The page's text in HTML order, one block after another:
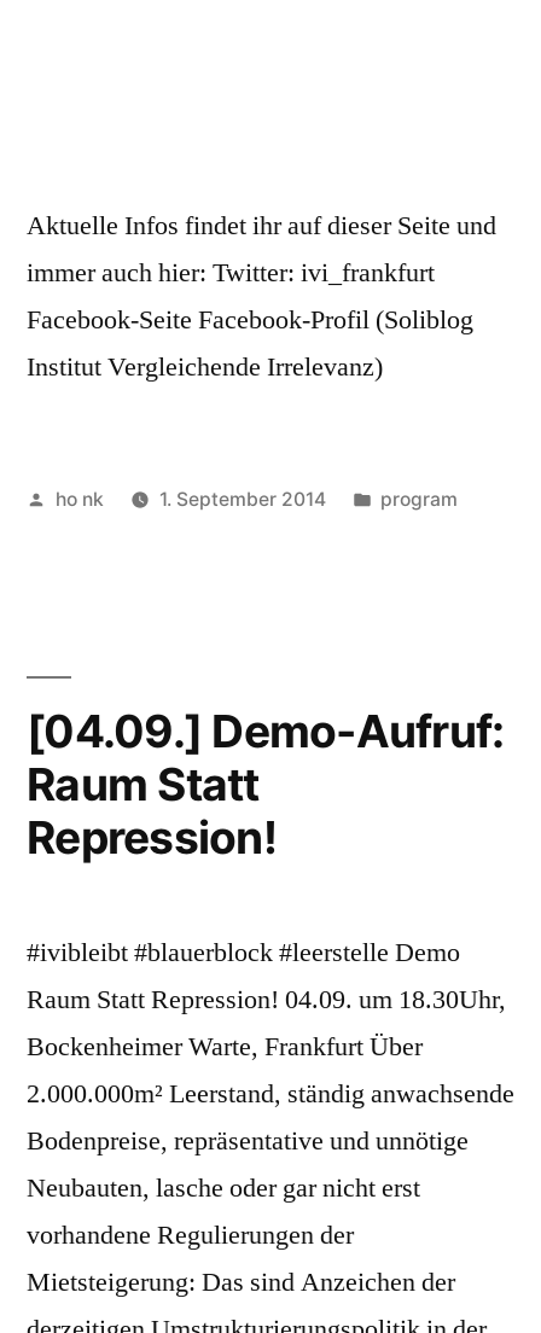
Aktuelle Infos findet ihr auf dieser Seite und
immer auch hier: Twitter: ivi_frankfurt
Facebook-Seite Facebook-Profil (Soliblog
Institut Vergleichende Irrelevanz)
Posted
ho nk 1. September 2014
Posted
program
[04.09.] Demo-Aufruf:
Raum Statt
Repression!
#ivibleibt #blauerblock #leerstelle Demo
Raum Statt Repression! 04.09. um 18.30Uhr,
Bockenheimer Warte, Frankfurt Über
2.000.000m² Leerstand, ständig anwachsende
Bodenpreise, repräsentative und unnötige
Neubauten, lasche oder gar nicht erst
vorhandene Regulierungen der
Mietsteigerung: Das sind Anzeichen der